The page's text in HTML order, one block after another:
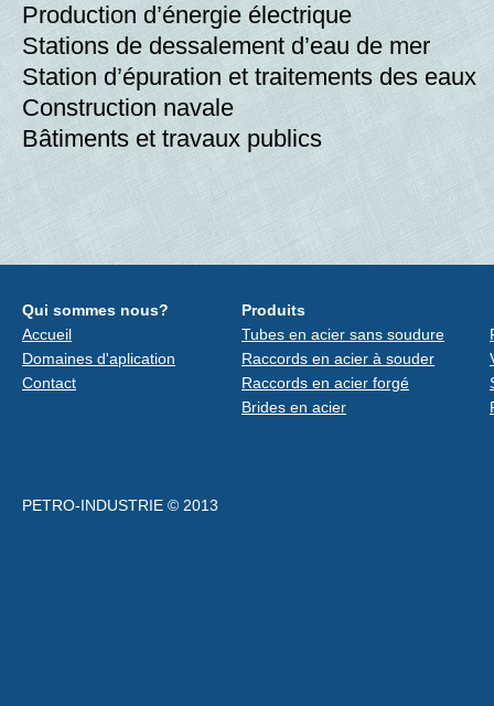
Production d’énergie électrique
Stations de dessalement d’eau de mer
Station d’épuration et traitements des eaux
Construction navale
Bâtiments et travaux publics
Qui sommes nous?
Produits
Accueil
Tubes en acier sans soudure
Domaines d'aplication
Raccords en acier à souder
Contact
Raccords en acier forgé
Brides en acier
PETRO-INDUSTRIE © 2013